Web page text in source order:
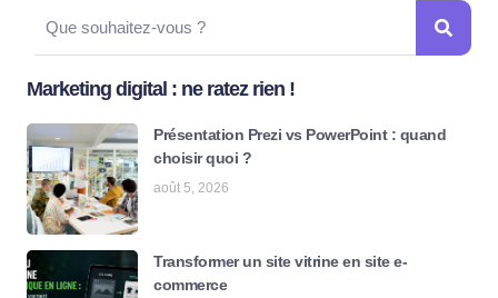
Marketing digital : ne ratez rien !
Présentation Prezi vs PowerPoint : quand
choisir quoi ?
août 5, 2026
Transformer un site vitrine en site e-
commerce